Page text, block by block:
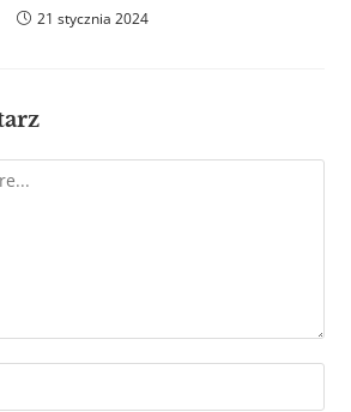
21 stycznia 2024